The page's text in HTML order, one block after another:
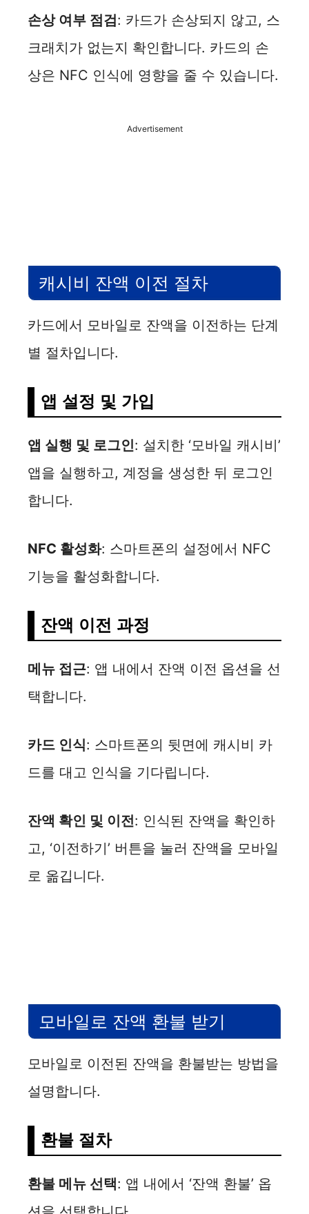
i
d
o
손상 여부 점검: 카드가 손상되지 않고, 스
크래치가 없는지 확인합니다. 카드의 손
상은 NFC 인식에 영향을 줄 수 있습니다.
Advertisement
캐시비 잔액 이전 절차
카드에서 모바일로 잔액을 이전하는 단계
별 절차입니다.
앱 설정 및 가입
앱 실행 및 로그인: 설치한 ‘모바일 캐시비’
앱을 실행하고, 계정을 생성한 뒤 로그인
합니다.
NFC 활성화: 스마트폰의 설정에서 NFC
기능을 활성화합니다.
잔액 이전 과정
메뉴 접근: 앱 내에서 잔액 이전 옵션을 선
택합니다.
카드 인식: 스마트폰의 뒷면에 캐시비 카
드를 대고 인식을 기다립니다.
잔액 확인 및 이전: 인식된 잔액을 확인하
고, ‘이전하기’ 버튼을 눌러 잔액을 모바일
로 옮깁니다.
모바일로 잔액 환불 받기
모바일로 이전된 잔액을 환불받는 방법을
설명합니다.
환불 절차
환불 메뉴 선택: 앱 내에서 ‘잔액 환불’ 옵